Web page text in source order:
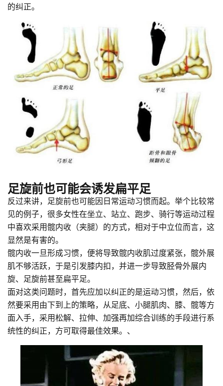
的纠正。
足旋前也可能会诱发扁平足
反过来讲，足旋前也可能因日常运动习惯而起。举个比较常
见的例子，很多女性在坐立、站立、跑步、骑行等运动过程
中喜欢采用髋内收（夹腿）的方式，相对于中立位而言，这
显然是有害的。
髋内收一旦形成习惯，便将导致髋内收肌过度紧张，髋外展
肌不够活跃，于是引发膝内扣，并进一步导致胫骨外展内
旋、足旋前甚至扁平足。
面对这类问题时，首先应加以纠正的是运动习惯，然后，依
然要采用由下到上的策略，从足底、小腿肌肉、膝、髋等方
面入手，采用松解、拉伸、加强再加综合训练的手段进行系
统性的纠正，方可取得最佳效果。、